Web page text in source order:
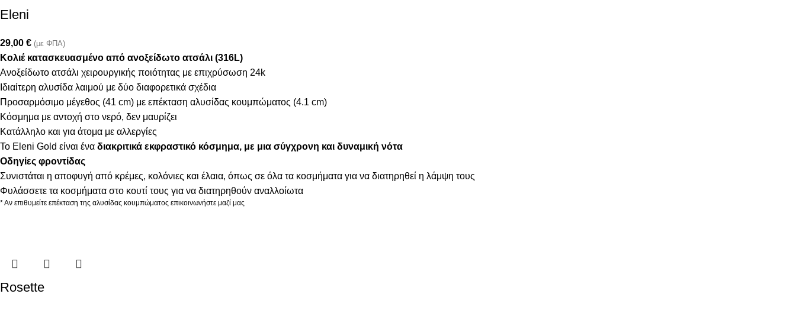
Eleni
29,00 € (με ΦΠΑ)
Κολιέ κατασκευασμένο από ανοξείδωτο ατσάλι (316L)
Ανοξείδωτο ατσάλι χειρουργικής ποιότητας με επιχρύσωση 24k
Ιδιαίτερη αλυσίδα λαιμού με δύο διαφορετικά σχέδια
Προσαρμόσιμο μέγεθος (41 cm) με επέκταση αλυσίδας κουμπώματος (4.1 cm)
Κόσμημα με αντοχή στο νερό, δεν μαυρίζει
Κατάλληλο και για άτομα με αλλεργίες
Το Eleni Gold είναι ένα διακριτικά εκφραστικό κόσμημα, με μια σύγχρονη και δυναμική νότα
Οδηγίες φροντίδας
Συνιστάται η αποφυγή από κρέμες, κολόνιες και έλαια, όπως σε όλα τα κοσμήματα για να διατηρηθεί η λάμψη τους
Φυλάσσετε τα κοσμήματα στο κουτί τους για να διατηρηθούν αναλλοίωτα
* Αν επιθυμείτε επέκταση της αλυσίδας κουμπώματος επικοινωνήστε μαζί μας
Rosette